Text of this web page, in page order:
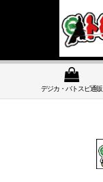
デジカ・バトスピ通販